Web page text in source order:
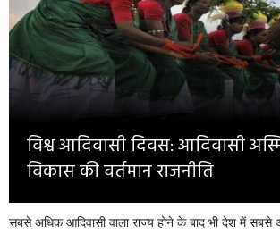
Opinion
Health & Lifestyle
Photo Gallery
Home
विश्व आदिवासी दिवस: आदिवासी
विकास की वर्तमान राजनीति
सबसे अधिक आदिवासी वाला राज्य होने के बाद भी देश में सबसे